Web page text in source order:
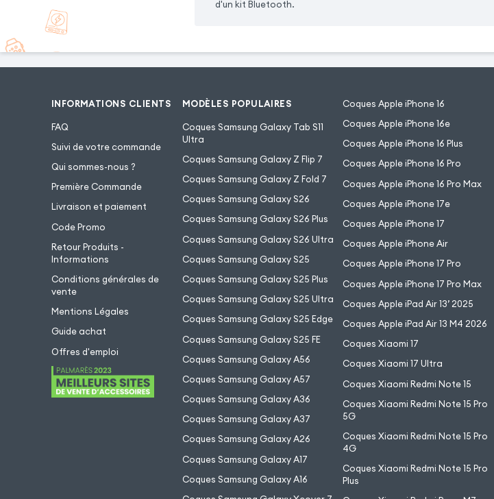
d'un kit Bluetooth.
INFORMATIONS CLIENTS
FAQ
Suivi de votre commande
Qui sommes-nous ?
Première Commande
Livraison et paiement
Code Promo
Retour Produits -
Informations
Conditions générales de
vente
Mentions Légales
Guide achat
Offres d'emploi
MODÈLES POPULAIRES
Coques Samsung Galaxy Tab S11
Ultra
Coques Samsung Galaxy Z Flip 7
Coques Samsung Galaxy Z Fold 7
Coques Samsung Galaxy S26
Coques Samsung Galaxy S26 Plus
Coques Samsung Galaxy S26 Ultra
Coques Samsung Galaxy S25
Coques Samsung Galaxy S25 Plus
Coques Samsung Galaxy S25 Ultra
Coques Samsung Galaxy S25 Edge
Coques Samsung Galaxy S25 FE
Coques Samsung Galaxy A56
Coques Samsung Galaxy A57
Coques Samsung Galaxy A36
Coques Samsung Galaxy A37
Coques Samsung Galaxy A26
Coques Samsung Galaxy A17
Coques Samsung Galaxy A16
Coques Apple iPhone 16
Coques Apple iPhone 16e
Coques Apple iPhone 16 Plus
Coques Apple iPhone 16 Pro
Coques Apple iPhone 16 Pro Max
Coques Apple iPhone 17e
Coques Apple iPhone 17
Coques Apple iPhone Air
Coques Apple iPhone 17 Pro
Coques Apple iPhone 17 Pro Max
Coques Apple iPad Air 13’ 2025
Coques Apple iPad Air 13 M4 2026
Coques Xiaomi 17
Coques Xiaomi 17 Ultra
Coques Xiaomi Redmi Note 15
Coques Xiaomi Redmi Note 15 Pro
5G
Coques Xiaomi Redmi Note 15 Pro
4G
Coques Xiaomi Redmi Note 15 Pro
Plus